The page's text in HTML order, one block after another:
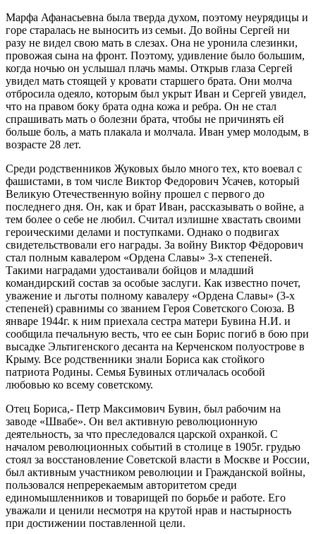
Марфа Афанасьевна была тверда духом, поэтому неурядицы и
горе старалась не выносить из семьи. До войны Сергей ни
разу не видел свою мать в слезах. Она не уронила слезинки,
провожая сына на фронт. Поэтому, удивление было большим,
когда ночью он услышал плачь мамы. Открыв глаза Сергей
увидел мать стоящей у кровати старшего брата. Они молча
отбросила одеяло, которым был укрыт Иван и Сергей увидел,
что на правом боку брата одна кожа и ребра. Он не стал
спрашивать мать о болезни брата, чтобы не причинять ей
больше боль, а мать плакала и молчала. Иван умер молодым, в
возрасте 28 лет.
Среди родственников Жуковых было много тех, кто воевал с
фашистами, в том числе Виктор Федорович Усачев, который
Великую Отечественную войну прошел с первого до
последнего дня. Он, как и брат Иван, рассказывать о войне, а
тем более о себе не любил. Считал излишне хвастать своими
героическими делами и поступками. Однако о подвигах
свидетельствовали его награды. За войну Виктор Фёдорович
стал полным кавалером «Ордена Славы» 3-х степеней.
Такими наградами удостаивали бойцов и младший
командирский состав за особые заслуги. Как известно почет,
уважение и льготы полному кавалеру «Ордена Славы» (3-х
степеней) сравнимы со званием Героя Советского Союза. В
январе 1944г. к ним приехала сестра матери Бувина Н.И. и
сообщила печальную весть, что ее сын Борис погиб в бою при
высадке Эльтигенского десанта на Керченском полуострове в
Крыму. Все родственники знали Бориса как стойкого
патриота Родины. Семья Бувиных отличалась особой
любовью ко всему советскому.
Отец Бориса,- Петр Максимович Бувин, был рабочим на
заводе «Швабе». Он вел активную революционную
деятельность, за что преследовался царской охранкой. С
началом революционных событий в столице в 1905г. грудью
стоял за восстановление Советской власти в Москве и России,
был активным участником революции и Гражданской войны,
пользовался непререкаемым авторитетом среди
единомышленников и товарищей по борьбе и работе. Его
уважали и ценили несмотря на крутой нрав и настырность
при достижении поставленной цели.